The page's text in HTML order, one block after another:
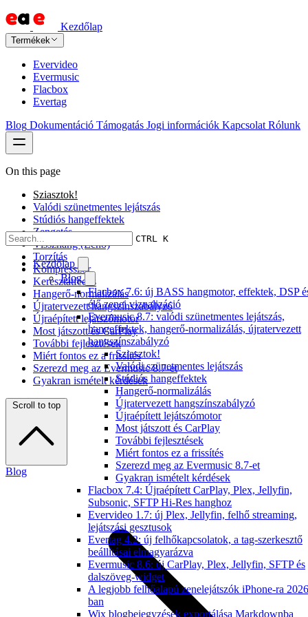
Kezdőlap
Termékek
Evervideo
Evermusic
Flacbox
Evertag
Blog Dokumentáció Támogatás Jogi információk Kapcsolat Rólunk
CTRL K
Kezdőlap
Blog
Flacbox 7.6: új BASS hangmotor, effektek, DSP
élő zenei vizualizáció
Evermusic 8.7: valódi szünetmentes lejátszás,
hangeffektek, hangerő-normalizálás, újratervezett
hangszínszabályzó
Sziasztok!
Valódi szünetmentes lejátszás
Stúdiós hangeffektek
Hangerő-normalizálás
Újratervezett hangszínszabályzó
Újraépített lejátszómotor
Most játszott és CarPlay
További fejlesztések
Miért fontos ez a frissítés
Szerezd meg az Evermusic 8.7-et
Gyakran ismételt kérdések
Flacbox 7.4: Újraépített CarPlay, Plex, Jellyfin,
Subsonic, SFTP Hi-Res hanghoz
Evervideo 1.7: új Plex, Jellyfin, felhő streaming,
lejátszási gesztusok
Evertag 4.2: új felhőkapcsolatok, a tag-szerkesztő
beállításai elmagyarázva
Evermusic 8.6: új CarPlay, Plex, Jellyfin, SFTP és
dalszöveg-widget
A legjobb felhőalapú zenelejátszók iPhone-ra
ban
Wix blogbejegyzések exportálása Markdownba
On this page
Sziasztok!
Valódi szünetmentes lejátszás
Stúdiós hangeffektek
Zengetés
Visszhang (Echo)
Torzítás
Kompresszor
Keresztátfedés
Hangerő-normalizálás
Újratervezett hangszínszabályzó
Újraépített lejátszómotor
Most játszott és CarPlay
További fejlesztések
Miért fontos ez a frissítés
Szerezd meg az Evermusic 8.7-et
Gyakran ismételt kérdések
Scroll to top
Blog